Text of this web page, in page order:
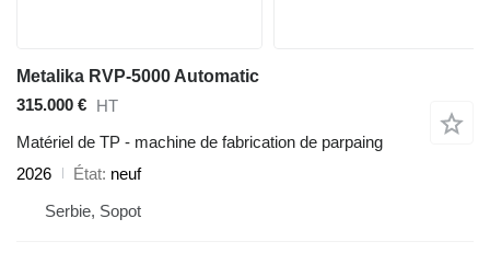
Metalika RVP-5000 Automatic
315.000 € HT
Matériel de TP - machine de fabrication de parpaing
2026
État neuf
Serbie, Sopot